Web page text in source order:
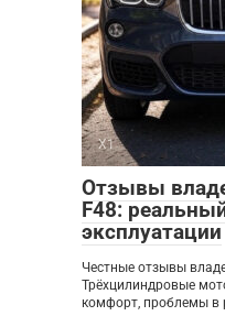
X1
Отзывы
F48:
эксплуатации
Честные отзывы
Трёхцилиндровые
комфорт, проблемы в